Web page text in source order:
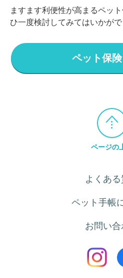
ますます利便性が高まるペッ
ひ一度検討してみてはいかがで
ペット保
ページの
よくある
ペット手帳
お問い